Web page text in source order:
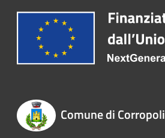
Comune di Corropoli